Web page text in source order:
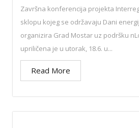
Završna konferencija projekta Interreg
sklopu kojeg se održavaju Dani
organizira Grad Mostar uz podršku
upriličena je u utorak, 18.6. u...
Read More